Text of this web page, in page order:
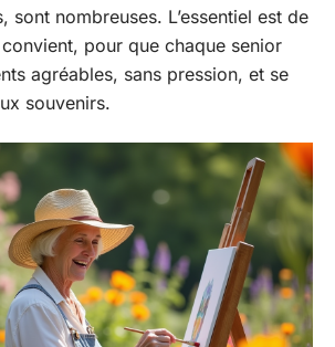
sont nombreuses. L’essentiel est de
pour que chaque senior
agréables, sans pression, et se
souvenirs.